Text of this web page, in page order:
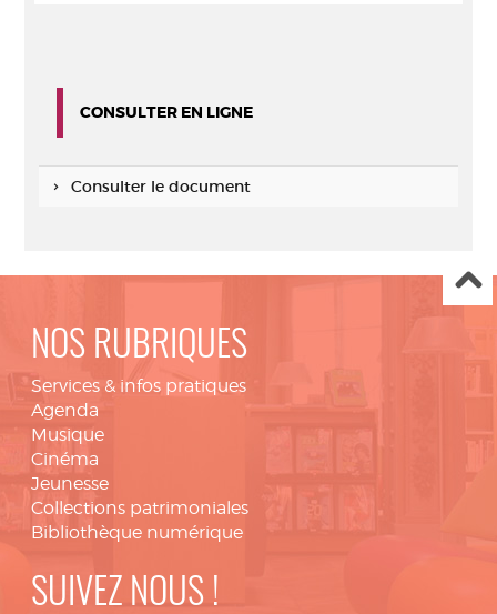
CONSULTER EN LIGNE
Consulter le document
NOS RUBRIQUES
Services & infos pratiques
Agenda
Musique
Cinéma
Jeunesse
Collections patrimoniales
Bibliothèque numérique
SUIVEZ NOUS !